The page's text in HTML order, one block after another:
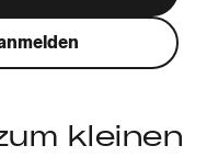
kleinen